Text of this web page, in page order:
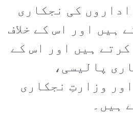
اداروں کی نجکاری
ہیں اور اس کے خلاف
ہیں اور اس کے
پالیسی،
وزارتِ نجکاری
ہیں۔